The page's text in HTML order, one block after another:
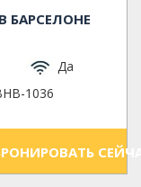
БАРСЕЛОНЕ
Да
1036